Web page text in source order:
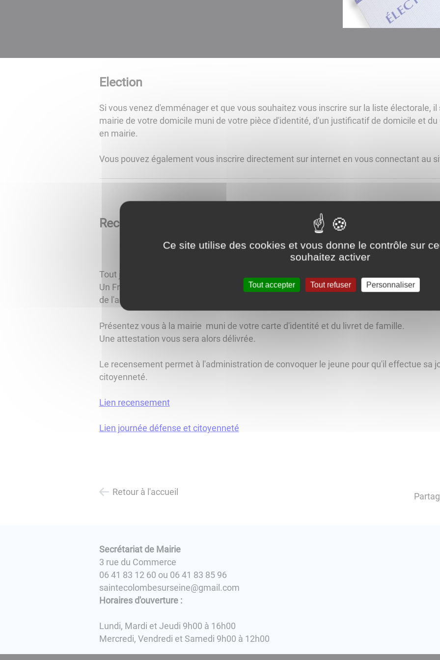
Election
Si vous venez d'emménager et que vous souhaitez vous inscrire sur la liste électorale,
mairie de votre domicile muni de votre pièce d'identité, d'un justificatif de domicile et du
en mairie.
Vous pouvez également vous inscrire directement sur internet en vous connectant au
Recensement citoyen
Tout jeune Français qui a 16 ans doit faire la démarche de se faire recenser auprès de
Un Français de naissance doit se faire recenser entre le jour de ses 16 ans et le dernier
de l'anniversaire.
Présentez vous à la mairie muni de votre carte d'identité et du livret de famille.
Une attestation vous sera alors délivrée.
Le recensement permet à l'administration de convoquer le jeune pour qu'il effectue sa
citoyenneté.
Lien recensement
Lien journée défense et citoyenneté
Retour à l'accueil
Secrétariat de Mairie
3 rue du Commerce
06 41 83 12 60 ou 06 41 83 85 96
saintecolombesurseine@gmail.com
Horaires d'ouverture :
Lundi, Mardi et Jeudi 9h00 à 16h00
Mercredi, Vendredi et Samedi 9h00 à 12h00
Ce site utilise des cookies et vous donne le contrôle sur
souhaitez activer
Tout accepter Tout refuser Personnaliser